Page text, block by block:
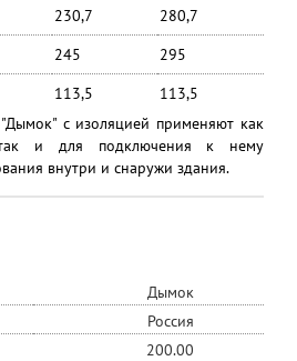
230,7
280,7
245
295
113,5
113,5
с изоляцией применяют как
и для подключения к нему
внутри и снаружи здания.
Дымок
Россия
200.00